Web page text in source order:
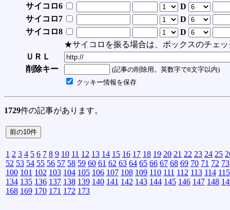
サイコロ6
D
サイコロ7
D
サイコロ8
D
★サイコロを振る場合は、ボックスのチェッ
ＵＲＬ
削除キー
(記事の削除用。英数字で8文字以内)
クッキー情報を保存
1729件の記事があります。
1 2 3 4 5 6 7 8 9 10 11 12 13 14 15 16 17 18 19 20 21 22 23 24 25
52 53 54 55 56 57 58 59 60 61 62 63 64 65 66 67 68 69 70 71 72 73
100 101 102 103 104 105 106 107 108 109 110 111 112 113 114 115
134 135 136 137 138 139 140 141 142 143 144 145 146 147 148
168 169 170 171 172 173